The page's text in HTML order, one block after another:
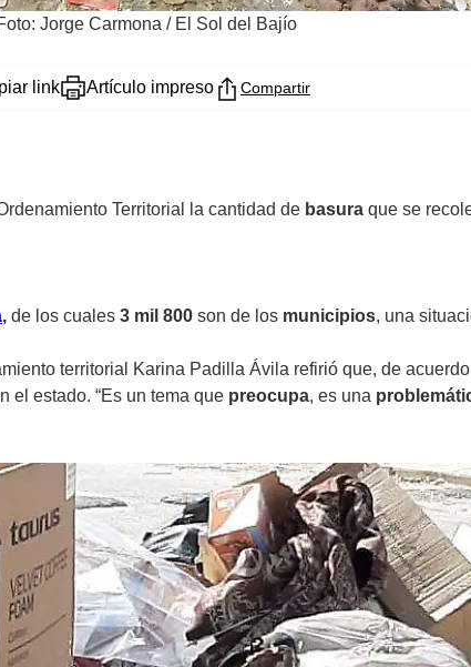
Jorge Carmona / El Sol del Bajío
link Artículo impreso Compartir
Territorial la cantidad de basura que se
, de los cuales 3 mil 800 son de los municipios, una
territorial Karina Padilla Ávila refirió que, de
el estado. “Es un tema que preocupa, es una